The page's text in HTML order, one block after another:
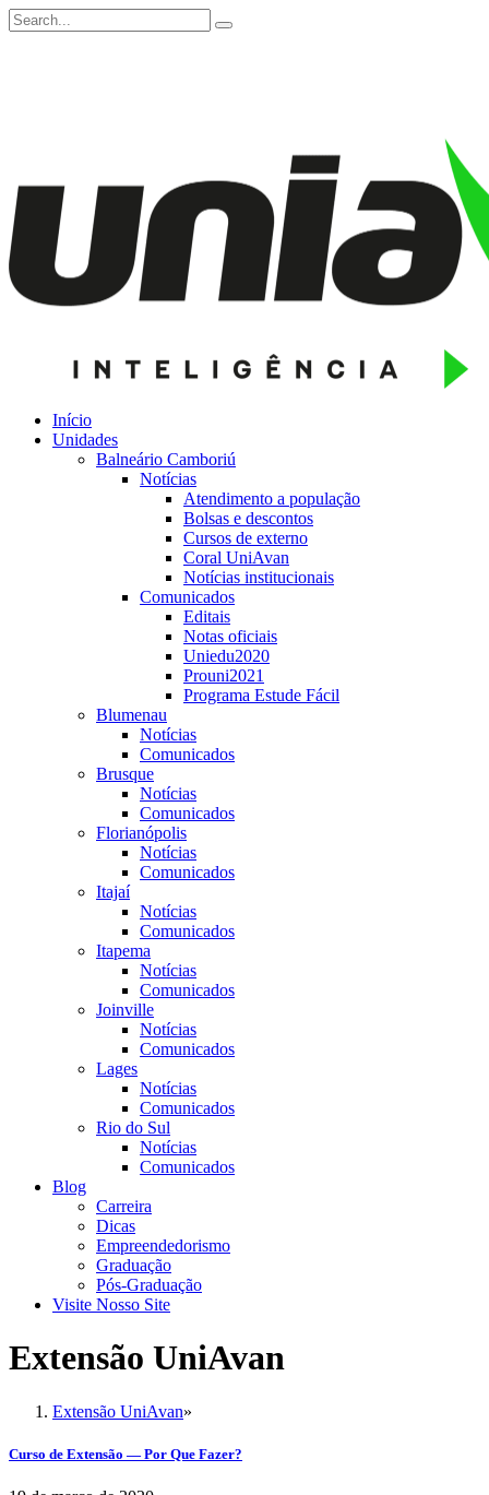
Início
Unidades
Balneário Camboriú
Notícias
Atendimento a população
Bolsas e descontos
Cursos de externo
Coral UniAvan
Notícias institucionais
Comunicados
Editais
Notas oficiais
Uniedu2020
Prouni2021
Programa Estude Fácil
Blumenau
Notícias
Comunicados
Brusque
Notícias
Comunicados
Florianópolis
Notícias
Comunicados
Itajaí
Notícias
Comunicados
Itapema
Notícias
Comunicados
Joinville
Notícias
Comunicados
Lages
Notícias
Comunicados
Rio do Sul
Notícias
Comunicados
Blog
Carreira
Dicas
Empreendedorismo
Graduação
Pós-Graduação
Visite Nosso Site
Extensão UniAvan
Extensão UniAvan»
Curso de Extensão — Por Que Fazer?